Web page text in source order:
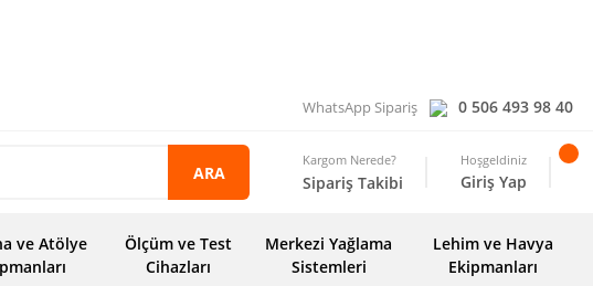
WhatsApp Sipariş 0 506 493 98 40
ARA
Kargom Nerede?
Sipariş Takibi
Hoşgeldiniz
Giriş Yap
ve Atölye
Ölçüm ve Test
Cihazları
Merkezi Yağlama
Sistemleri
Lehim ve Havya
Ekipmanları